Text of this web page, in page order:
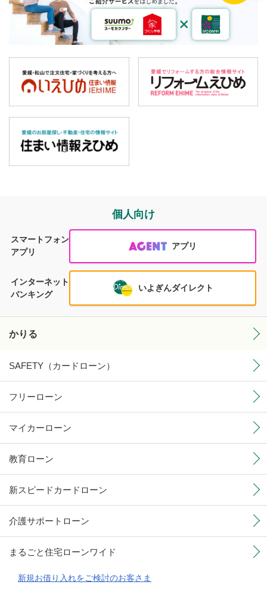
個人向け
スマートフォン
アプリ
アプリ
インターネット
バンキング
いよぎんダイレクト
かりる
SAFETY（カードローン）
フリーローン
マイカーローン
教育ローン
新スピードカードローン
介護サポートローン
まるごと住宅ローンワイド
新規お借り入れをご検討のお客さま